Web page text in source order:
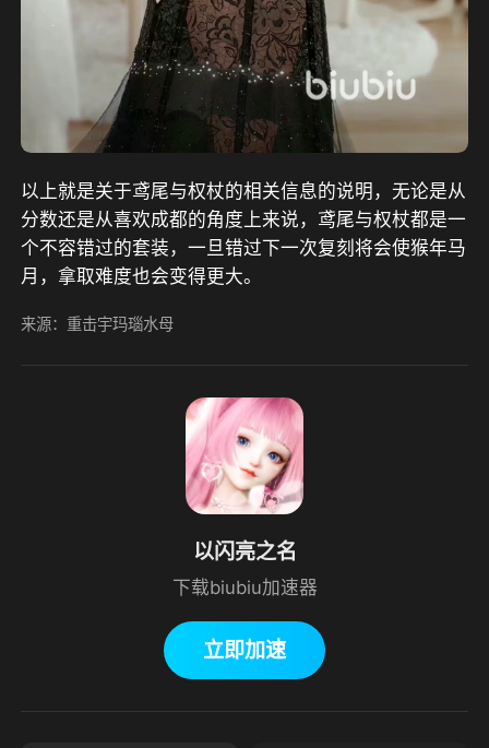
以上就是关于鸢尾与权杖的相关信息的说明，无论是从
分数还是从喜欢成都的角度上来说，鸢尾与权杖都是一
个不容错过的套装，一旦错过下一次复刻将会使猴年马
月，拿取难度也会变得更大。
来源：重击宇玛瑙水母
以闪亮之名
下载biubiu加速器
立即加速